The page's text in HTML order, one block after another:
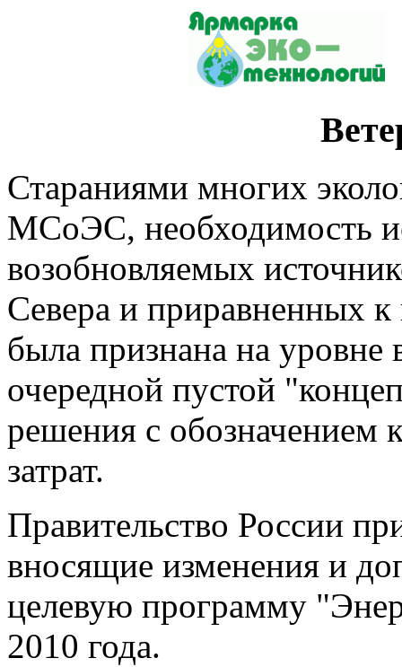
Стараниями многих
МСоЭС, необходимость
возобновляемых
Севера и приравненных
была признана на уровне
очередной пустой
решения с обозначением
затрат.
Правительство России
вносящие изменения и
целевую программу
2010 года.